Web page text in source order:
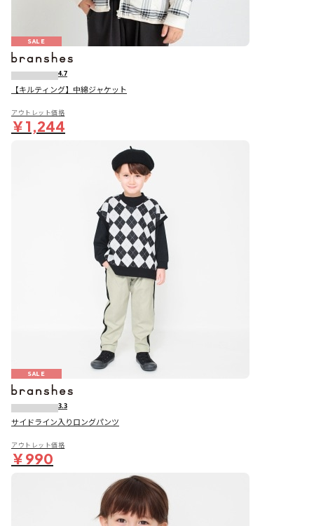
SALE
4.7
【キルティング】中綿ジャケット
アウトレット価格
￥1,244
SALE
3.3
サイドライン入りロングパンツ
アウトレット価格
￥990